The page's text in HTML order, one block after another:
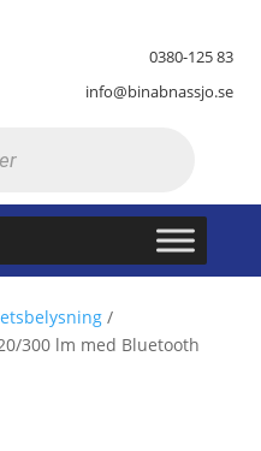
0380-125 83
info@binabnassjo.se
/
300 lm med Bluetooth